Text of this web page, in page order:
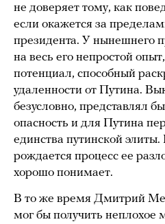
не доверяет тому, как
если окажется за
президента. У нынешнего
на весь его непростой
потенциал, способный
удаленности от Путина.
безусловно, представлял
опасность и для Путина
единства путинской
рождается процесс ее
хорошо понимает.
В то же время Дмитрий
мог бы получить неплохое